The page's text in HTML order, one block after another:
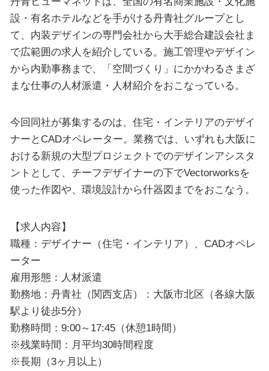
設・有名ホテルなどを手がける丹青社グループとし
て、内装デザインの専門会社から大手総合建設会社ま
で広範囲の求人を紹介している。施工管理やデザイン
から内勤事務まで、「空間づくり」にかかわるさまざ
まな仕事の人材派遣・人材紹介をおこなっている。
今回同社が募集するのは、住宅・インテリアのデザイ
ナーとCADオペレーター。業務では、いずれも大阪に
おける新規の大型プロジェクトでのデザインアシスタ
ントとして、チーフデザイナーの下でVectorworksを
使った作図や、環境設計から什器図までをおこなう。
【求人内容】
職種：デザイナー（住宅・インテリア）、CADオペレ
ーター
雇用形態：人材派遣
勤務地：丹青社（関西支店）：大阪市北区（各線大阪
駅より徒歩5分）
勤務時間：9:00～17:45（休憩1時間）
※残業時間：月平均30時間程度
※長期（3ヶ月以上）